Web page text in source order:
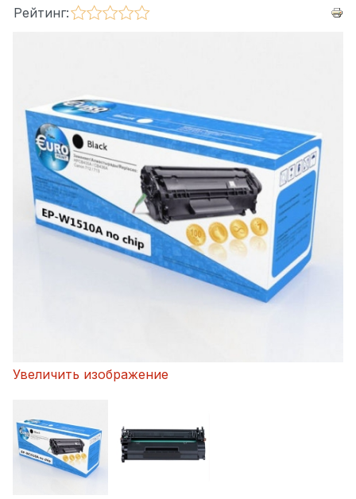
Рейтинг:
Увеличить изображение